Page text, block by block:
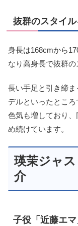
抜群のスタイ
身長は168cmから
なり高身長で抜群の
長い手足と引き締
デルといったとこ
色気も増しており
め続けています。
瑛茉ジャ
介
子役「近藤エ